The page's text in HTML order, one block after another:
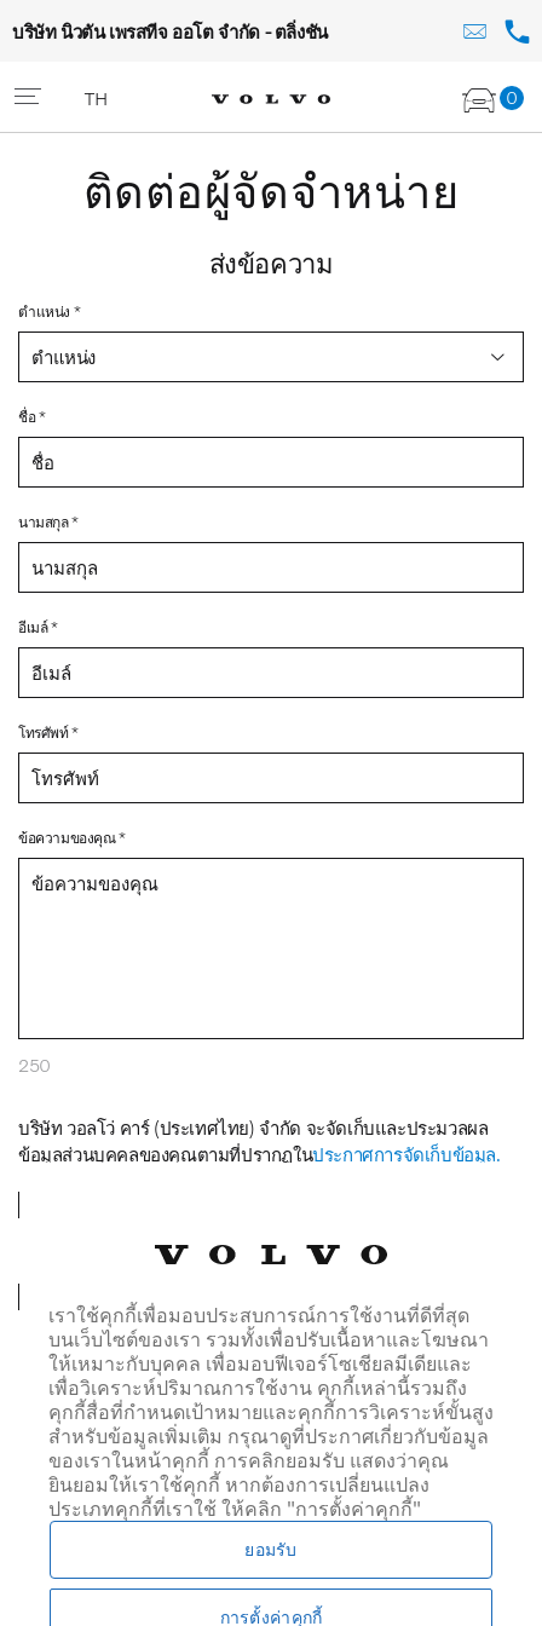
บริษัท นิวตัน เพรสทีจ ออโต จำกัด - ตลิ่งชัน
0
TH
ติดต่อผู้จัดจำหน่าย
ส่งข้อความ
ตำแหน่ง *
ตำแหน่ง
ชื่อ *
นามสกุล *
อีเมล์ *
โทรศัพท์ *
ข้อความของคุณ *
250
บริษัท วอลโว่ คาร์ (ประเทศไทย) จำกัด จะจัดเก็บและประมวลผล
ข้อมูลส่วนบุคคลของคุณตามที่ปรากฏในประกาศการจัดเก็บข้อมูล.
ดำเนินการตามคำขอของคุณ
การเลือกช่องทางการสื่อสารหนึ่งช่องทาง หรือหลายช่องทาง
ด้านล่าง หมายความว่าข้าพเจ้ายินยอมให้มีการประมวลผล
ข้อมูลส่วนบุคคลของข้าพเจ้าเพื่อรับข่าวสาร และอื่นๆ จาก
บริษัท วอลโว่ คาร์ (ประเทศไทย) จำกัด ผ่านทางช่อง
ทางการสื่อสารที่ข้าพเจ้าได้เลือกไว้
ติดต่อทางโทรศัพย์: ใช่
ติดต่อ SMS: ใช่ ไม่
เราใช้คุกกี้เพื่อมอบประสบการณ์การใช้งานที่ดีที่สุด
บนเว็บไซต์ของเรา รวมทั้งเพื่อปรับเนื้อหาและโฆษณา
ให้เหมาะกับบุคคล เพื่อมอบฟีเจอร์โซเชียลมีเดียและ
เพื่อวิเคราะห์ปริมาณการใช้งาน คุกกี้เหล่านี้รวมถึง
คุกกี้สื่อที่กำหนดเป้าหมายและคุกกี้การวิเคราะห์ขั้นสูง
สำหรับข้อมูลเพิ่มเติม กรุณาดูที่ประกาศเกี่ยวกับข้อมูล
ของเราในหน้าคุกกี้ การคลิกยอมรับ แสดงว่าคุณ
ยินยอมให้เราใช้คุกกี้ หากต้องการเปลี่ยนแปลง
ประเภทคุกกี้ที่เราใช้ ให้คลิก "การตั้งค่าคุกกี้"
ยอมรับ
การตั้งค่าคุกกี้